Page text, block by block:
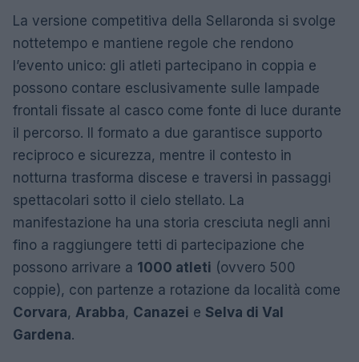
La versione competitiva della Sellaronda si svolge
nottetempo e mantiene regole che rendono
l’evento unico: gli atleti partecipano in coppia e
possono contare esclusivamente sulle lampade
frontali fissate al casco come fonte di luce durante
il percorso. Il formato a due garantisce supporto
reciproco e sicurezza, mentre il contesto in
notturna trasforma discese e traversi in passaggi
spettacolari sotto il cielo stellato. La
manifestazione ha una storia cresciuta negli anni
fino a raggiungere tetti di partecipazione che
possono arrivare a 1000 atleti (ovvero 500
coppie), con partenze a rotazione da località come
Corvara, Arabba, Canazei e Selva di Val
Gardena.